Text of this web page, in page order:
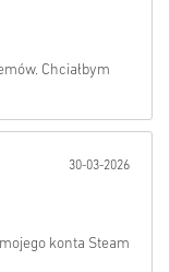
Chciałbym
30-03-2026
konta Steam